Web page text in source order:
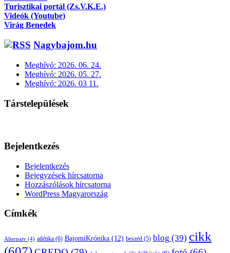
Turisztikai portál (Zs.V.K.E.)
Videók (Youtube)
Virág Benedek
Nagybajom.hu
Meghívó: 2026. 06. 24.
Meghívó: 2026. 05. 27.
Meghívó: 2026. 03 11.
Társtelepülések
Bejelentkezés
Bejelentkezés
Bejegyzések hírcsatorna
Hozzászólások hírcsatorna
WordPress Magyarország
Címkék
Alternaiv (4) atlétika (6) BajomiKrónika (12) beszéd (5) blog (39) cikk